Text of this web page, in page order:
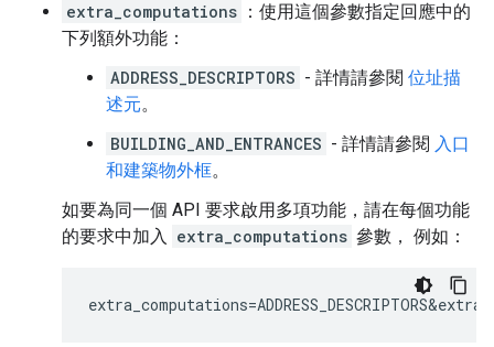
extra_computations ：使用這個參數指定回應中的
下列額外功能：
ADDRESS_DESCRIPTORS - 詳情請參閱 位址描
述元。
BUILDING_AND_ENTRANCES - 詳情請參閱 入口
和建築物外框。
如要為同一個 API 要求啟用多項功能，請在每個功能
的要求中加入 extra_computations 參數， 例如：